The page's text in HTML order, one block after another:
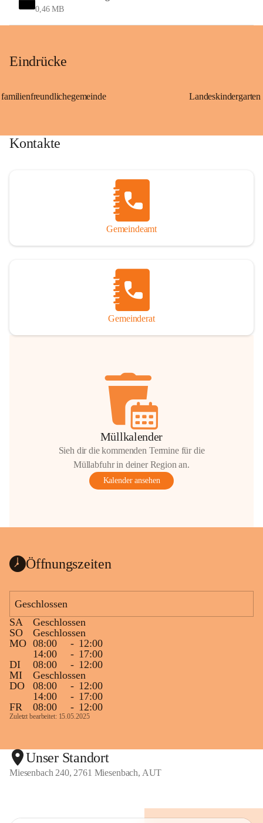
0,46 MB
Eindrücke
familienfreundlichegemeinde
Kontakte
Gemeindeamt
Gemeinderat
Müllkalender
Sieh dir die kommenden Termine für die
Müllabfuhr in deiner Region an.
Kalender ansehen
Öffnungszeiten
Geschlossen
SA
Geschlossen
SO
Geschlossen
MO 08:00 - 12:00
14:00
- 17:00
DI
08:00 - 12:00
MI
Geschlossen
DO
08:00 - 12:00
14:00
- 17:00
FR
08:00 - 12:00
Zuletzt bearbeitet: 15.05.2025
Unser Standort
Miesenbach 240, 2761 Miesenbach, AUT